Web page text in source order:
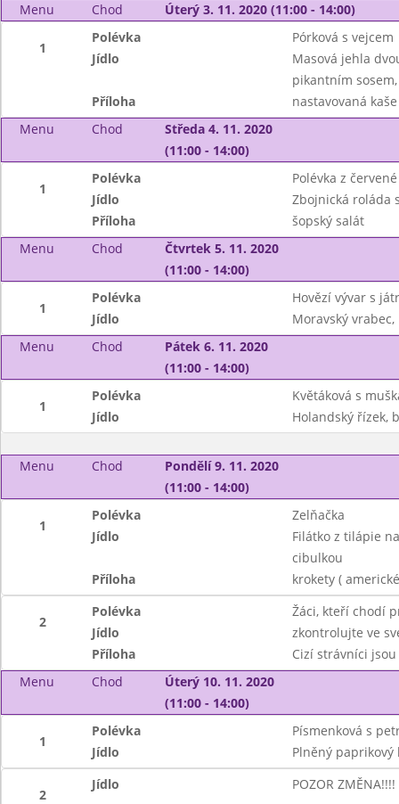
Menu
Chod Úterý 3. 11. 2020 (11:00 - 14:00)
1
Polévka
Pórková s vejcem
Jídlo
Masová jehla
pikantním sosem,
Příloha
nastavovaná kaše
Menu
Chod
Středa 4. 11. 2020
(11:00 - 14:00)
1
Polévka
Polévka z
Jídlo
Zbojnická roláda
Příloha
šopský salát
Menu
Chod
Čtvrtek 5. 11. 2020
(11:00 - 14:00)
1
Polévka
Hovězí vývar s
Jídlo
Moravský
Menu
Chod
Pátek 6. 11. 2020
(11:00 - 14:00)
1
Polévka
Květáková s
Jídlo
Holandský řízek,
Menu Chod
Pondělí 9. 11. 2020
(11:00 - 14:00)
1
Polévka
Zelňačka
Jídlo
Filátko z tilápie
cibulkou
Příloha
krokety (
2
Polévka
Žáci, kteří chodí
Jídlo
zkontrolujte ve
Příloha
Cizí strávníci
Menu
Chod
Úterý 10. 11. 2020
(11:00 - 14:00)
1
Polévka
Písmenková s
Jídlo
Plněný paprikový
2
Jídlo POZOR